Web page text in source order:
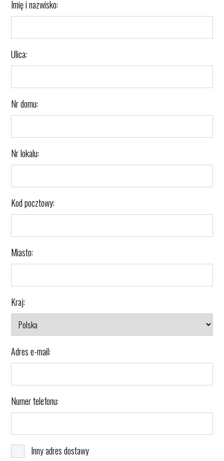
Imię i nazwisko:
Ulica:
Nr domu:
Nr lokalu:
Kod pocztowy:
Miasto:
Kraj:
Adres e-mail:
Numer telefonu:
Inny adres dostawy